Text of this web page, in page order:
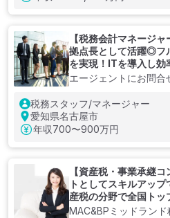
【税務会計マネージ
拠点長として活躍◎フ
を実現！ITを導入し効
トを支える税理士法人
エージェントにお問合
税務スタッフ/マネージャー
愛知県名古屋市
年収700〜900万円
【資産税・事業承継
トとしてスキルアッ
産税の分野で全国ト
系コンサルティングフ
MAC&BPミッドランド